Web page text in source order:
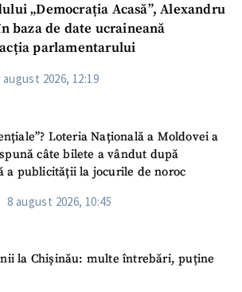
„Democrația Acasă”, Alexandru
baza de date ucraineană
parlamentarului
august 2026, 12:19
Loteria Națională a Moldovei a
câte bilete a vândut după
a publicității la jocurile de noroc
8 august 2026, 10:45
la Chișinău: multe întrebări, puține